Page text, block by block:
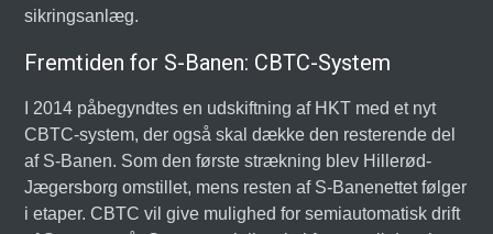
sikringsanlæg.
Fremtiden for S-Banen: CBTC-System
I 2014 påbegyndtes en udskiftning af HKT med et nyt
CBTC-system, der også skal dække den resterende del
af S-Banen. Som den første strækning blev Hillerød-
Jægersborg omstillet, mens resten af S-Banenettet følger
i etaper. CBTC vil give mulighed for semiautomatisk drift